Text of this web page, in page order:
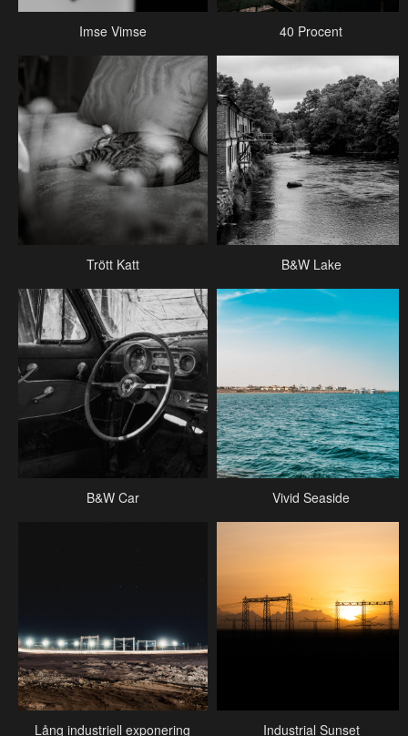
Imse Vimse 40 Procent
Trött Katt B&W Lake
B&W Car Vivid Seaside
Lång industriell exponering Industrial Sunset